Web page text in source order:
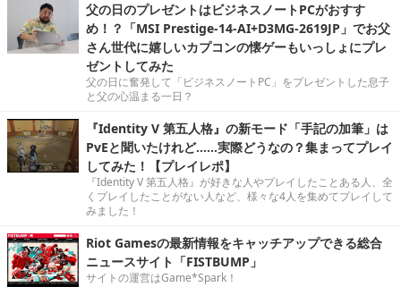
父の日のプレゼントはビジネスノートPCがおすす
め！？「MSI Prestige-14-AI+D3MG-2619JP」でお父
さん世代に嬉しいカプコンの懐ゲーもいっしょにプレ
ゼントしてみた
父の日に奮発して「ビジネスノートPC」をプレゼントした息子
と父の心温まる一日？
『Identity V 第五人格』の新モード「手記の加筆」は
PvEと聞いたけれど……実際どうなの？集まってプレイ
してみた！【プレイレポ】
『Identity V 第五人格』が好きな人やプレイしたことある人、全
くプレイしたことがない人など、様々な4人を集めてプレイして
みました！
Riot Gamesの最新情報をキャッチアップできる総合
ニュースサイト「FISTBUMP」
サイトの運営はGame*Spark！